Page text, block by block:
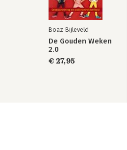
Boaz Bijleveld
De Gouden Weken
2.0
€ 27,95